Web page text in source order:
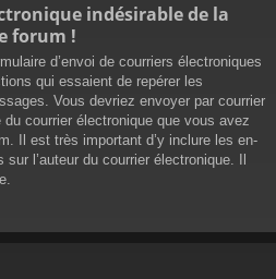
indésirable de la
forum !
d’envoi de courriers électroniques
qui essaient de repérer les
Vous devriez envoyer par courrier
courrier électronique que vous avez
Il est très important d’y inclure les en-
l’auteur du courrier électronique. Il